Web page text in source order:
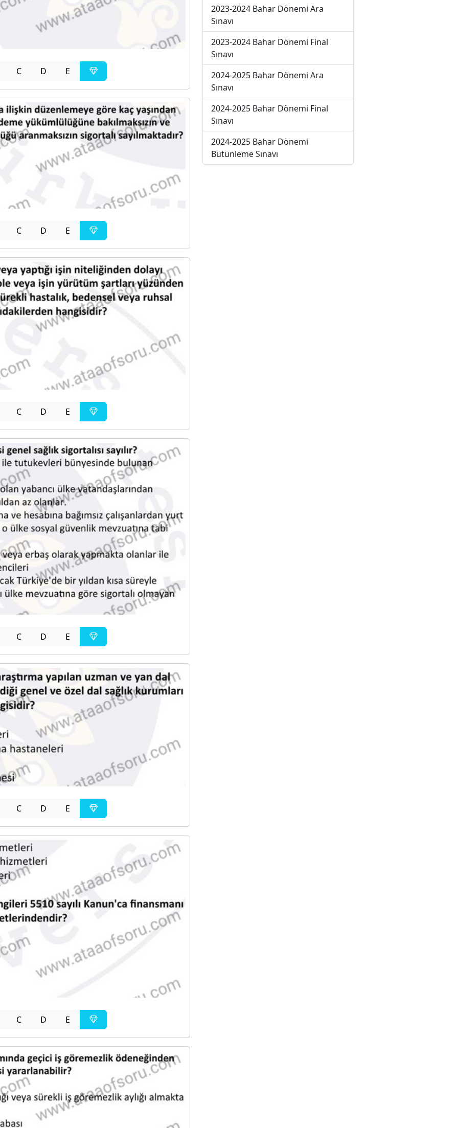
C D E
C D E
C D E
C D E
C D E
C D E
2023-2024 Bahar Dönemi Ara
Sınavı
2023-2024 Bahar Dönemi Final
Sınavı
2024-2025 Bahar Dönemi Ara
Sınavı
2024-2025 Bahar Dönemi Final
Sınavı
2024-2025 Bahar Dönemi
Bütünleme Sınavı